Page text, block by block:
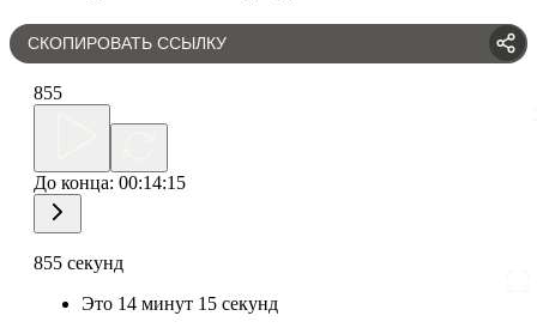
СКОПИРОВАТЬ ССЫЛКУ
855
До конца: 00:14:15
855 секунд
Это 14 минут 15 секунд